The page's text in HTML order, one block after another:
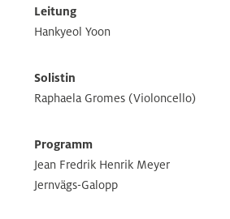
Leitung
Hankyeol Yoon
Solistin
Raphaela Gromes (Violoncello)
Programm
Jean Fredrik Henrik Meyer
Jernvägs-Galopp